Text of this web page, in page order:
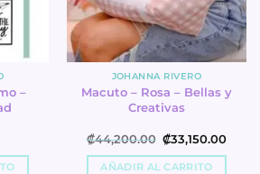
–
JOHANNA RIVERO
Macuto – Rosa – Bellas y
Creativas
₡44,200.00 Original
price
was:
₡33,150.00
AÑADIR AL CARRITO